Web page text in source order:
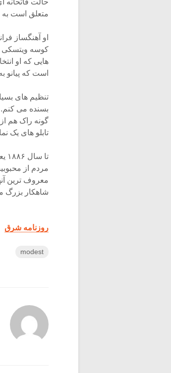
متعلق است
کوسه ویتسکى
هایى که او
است که پیانو
تنظیم هاى
بسنده مى کنم.
تابلو هاى یک
مردم از
شاهکار بزرگ
روزنامه شرق
modest